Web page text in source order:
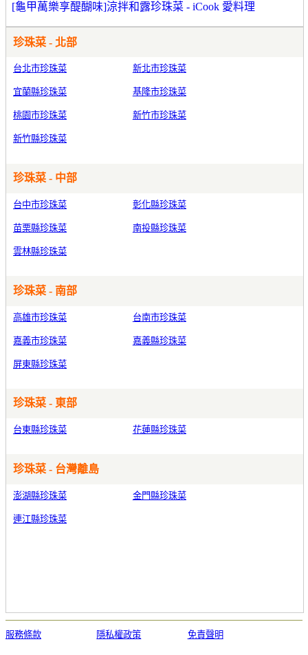
[龜甲萬樂享醍醐味]涼拌和露珍珠菜 - iCook 愛料理
珍珠菜 - 北部
台北市珍珠菜 新北市珍珠菜
宜蘭縣珍珠菜 基隆市珍珠菜
桃園市珍珠菜 新竹市珍珠菜
新竹縣珍珠菜
珍珠菜 - 中部
台中市珍珠菜 彰化縣珍珠菜
苗栗縣珍珠菜 南投縣珍珠菜
雲林縣珍珠菜
珍珠菜 - 南部
高雄市珍珠菜 台南市珍珠菜
嘉義市珍珠菜 嘉義縣珍珠菜
屏東縣珍珠菜
珍珠菜 - 東部
台東縣珍珠菜 花蓮縣珍珠菜
珍珠菜 - 台灣離島
澎湖縣珍珠菜 金門縣珍珠菜
連江縣珍珠菜
服務條款 隱私權政策 免責聲明